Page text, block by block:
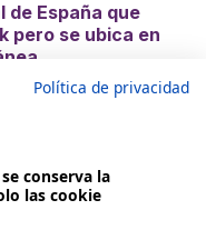
de España que
pero se ubica en
Política de privacidad
conserva la
las cookie